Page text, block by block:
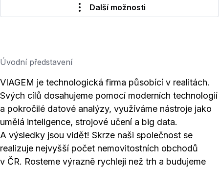
Další možnosti
Úvodní představení
VIAGEM je technologická firma působící v realitách.
Svých cílů dosahujeme pomocí moderních technologií
a pokročilé datové analýzy, využíváme nástroje jako
umělá inteligence, strojové učení a big data.
A výsledky jsou vidět! Skrze naši společnost se
realizuje nejvyšší počet nemovitostních obchodů
v ČR. Rosteme výrazně rychleji než trh a budujeme